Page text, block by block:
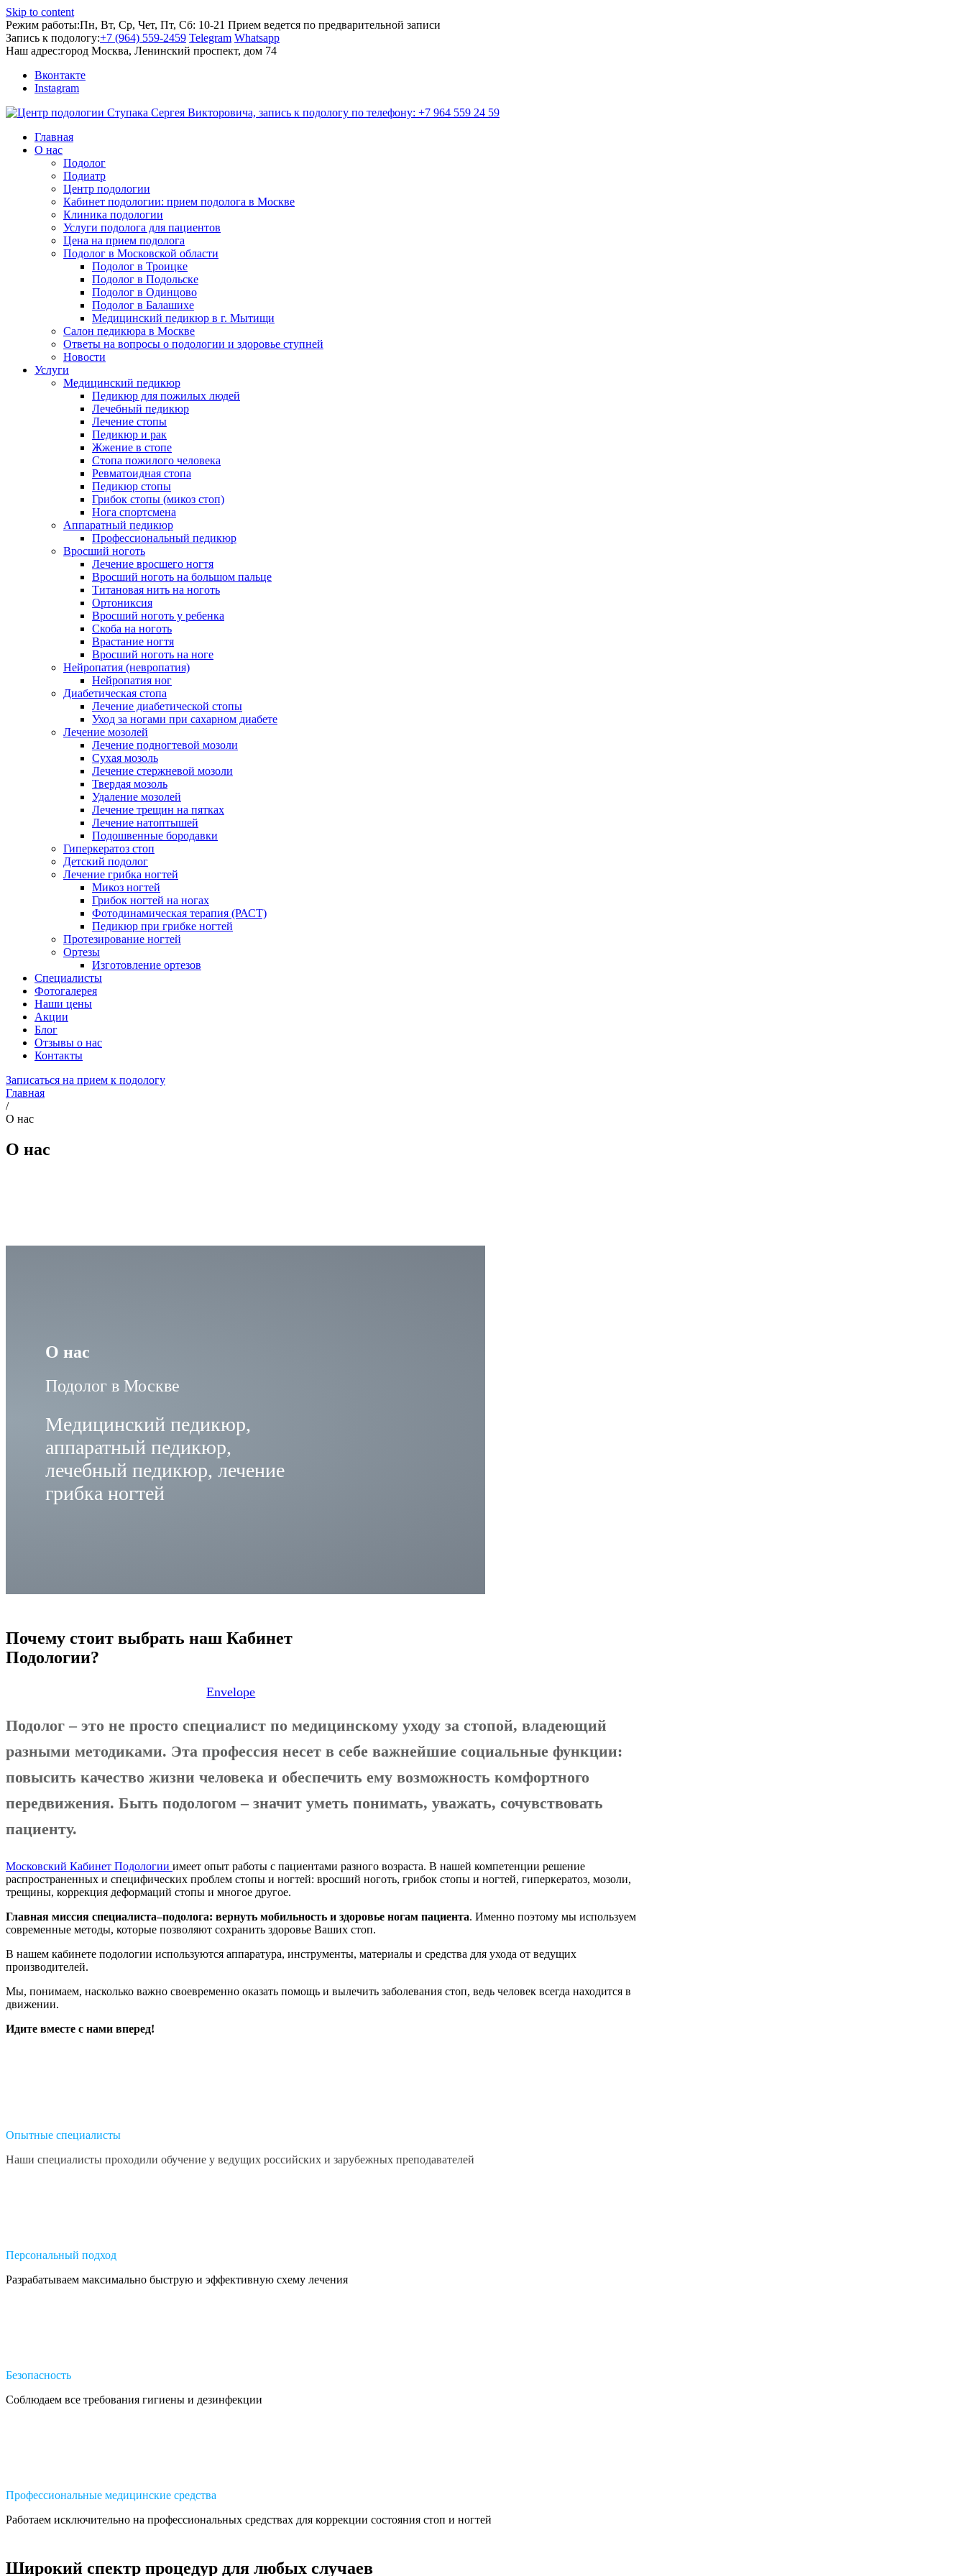
Skip to content
Режим работы:Пн, Вт, Ср, Чет, Пт, Сб: 10-21 Прием ведется по предварительной записи
Запись к подологу:+7 (964) 559-2459 Telegram Whatsapp
Наш адрес:город Москва, Ленинский проспект, дом 74
Вконтакте
Instagram
Главная
О нас
Подолог
Подиатр
Центр подологии
Кабинет подологии: прием подолога в Москве
Клиника подологии
Услуги подолога для пациентов
Цена на прием подолога
Подолог в Московской области
Подолог в Троицке
Подолог в Подольске
Подолог в Одинцово
Подолог в Балашихе
Медицинский педикюр в г. Мытищи
Салон педикюра в Москве
Ответы на вопросы о подологии и здоровье ступней
Новости
Услуги
Медицинский педикюр
Педикюр для пожилых людей
Лечебный педикюр
Лечение стопы
Педикюр и рак
Жжение в стопе
Стопа пожилого человека
Ревматоидная стопа
Педикюр стопы
Грибок стопы (микоз стоп)
Нога спортсмена
Аппаратный педикюр
Профессиональный педикюр
Вросший ноготь
Лечение вросшего ногтя
Вросший ноготь на большом пальце
Титановая нить на ноготь
Ортониксия
Вросший ноготь у ребенка
Скоба на ноготь
Врастание ногтя
Вросший ноготь на ноге
Нейропатия (невропатия)
Нейропатия ног
Диабетическая стопа
Лечение диабетической стопы
Уход за ногами при сахарном диабете
Лечение мозолей
Лечение подногтевой мозоли
Сухая мозоль
Лечение стержневой мозоли
Твердая мозоль
Удаление мозолей
Лечение трещин на пятках
Лечение натоптышей
Подошвенные бородавки
Гиперкератоз стоп
Детский подолог
Лечение грибка ногтей
Микоз ногтей
Грибок ногтей на ногах
Фотодинамическая терапия (РАСТ)
Педикюр при грибке ногтей
Протезирование ногтей
Ортезы
Изготовление ортезов
Специалисты
Фотогалерея
Наши цены
Акции
Блог
Отзывы о нас
Контакты
Записаться на прием к подологу
Главная
/
О нас
О нас
О нас
Подолог в Москве
Медицинский педикюр,
аппаратный педикюр,
лечебный педикюр, лечение
грибка ногтей
Почему стоит выбрать наш Кабинет
Подологии?
Envelope
Подолог – это не просто специалист по медицинскому уходу за стопой, владеющий
разными методиками. Эта профессия несет в себе важнейшие социальные функции:
повысить качество жизни человека и обеспечить ему возможность комфортного
передвижения. Быть подологом – значит уметь понимать, уважать, сочувствовать
пациенту.
Московский Кабинет Подологии имеет опыт работы с пациентами разного возраста. В нашей компетенции решение
распространенных и специфических проблем стопы и ногтей: вросший ноготь, грибок стопы и ногтей, гиперкератоз, мозоли,
трещины, коррекция деформаций стопы и многое другое.
Главная миссия специалиста–подолога: вернуть мобильность и здоровье ногам пациента. Именно поэтому мы используем
современные методы, которые позволяют сохранить здоровье Ваших стоп.
В нашем кабинете подологии используются аппаратура, инструменты, материалы и средства для ухода от ведущих
производителей.
Мы, понимаем, насколько важно своевременно оказать помощь и вылечить заболевания стоп, ведь человек всегда находится в
движении.
Идите вместе с нами вперед!
Опытные специалисты
Наши специалисты проходили обучение у ведущих российских и зарубежных преподавателей
Персональный подход
Разрабатываем максимально быструю и эффективную схему лечения
Безопасность
Соблюдаем все требования гигиены и дезинфекции
Профессиональные медицинские средства
Работаем исключительно на профессиональных средствах для коррекции состояния стоп и ногтей
Широкий спектр процедур для любых случаев